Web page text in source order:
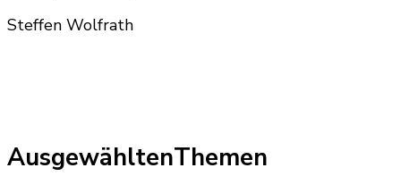
Steffen Wolfrath
AusgewähltenThemen